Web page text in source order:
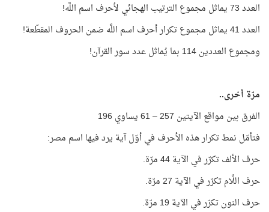
العدد 73 يماثل مجموع الترتيب الهجائي لأحرف اسم اللَّه!
العدد 41 يماثل مجموع تكرار أحرف اسم اللَّه ضمن الحروف المقطّعة!
ومجموع العددين 114 بما يُماثل عدد سور القرآن!
مرّة أخرى..
الفرق بين مواقع الآيتين 257 – 61 يساوي 196
فتأمّل نمط تكرار هذه الأحرف في أوّل آية يرد فيها اسم مصر:
حرف الألف تكرّر في الآية 44 مرّة.
حرف اللَّام تكرّر في الآية 27 مرّة.
حرف النون تكرّر في الآية 19 مرّة.